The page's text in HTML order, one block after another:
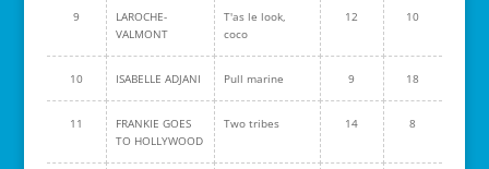
9
LAROCHE-
VALMONT
T'as le look,
coco
12 10
10 ISABELLE ADJANI Pull marine 9 18
11
FRANKIE GOES
TO HOLLYWOOD
Two tribes 14 8